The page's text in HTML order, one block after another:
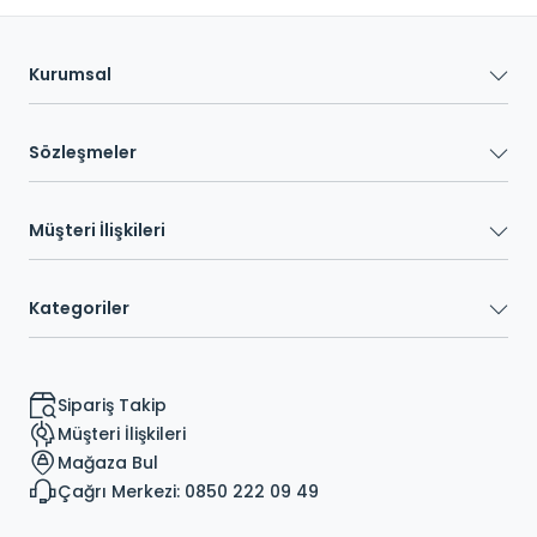
Kurumsal
Sözleşmeler
Müşteri İlişkileri
Kategoriler
Sipariş Takip
Müşteri İlişkileri
Mağaza Bul
Çağrı Merkezi: 0850 222 09 49